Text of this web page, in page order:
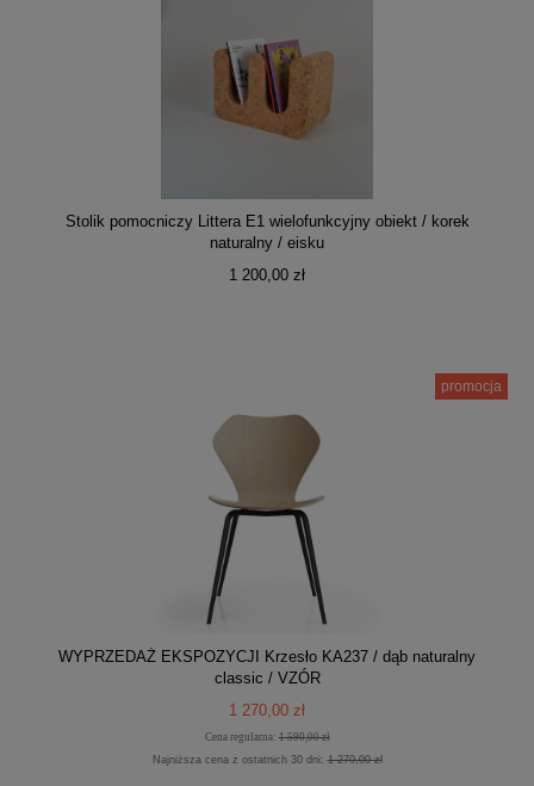
Stolik pomocniczy Littera E1 wielofunkcyjny obiekt / korek
naturalny / eisku
1 200,00 zł
WYPRZEDAŻ EKSPOZYCJI Krzesło KA237 / dąb naturalny
classic / VZÓR
1 270,00 zł
Cena regularna:1 590,00 zł
Najniższa cena z ostatnich 30 dni:1 270,00 zł
promocja